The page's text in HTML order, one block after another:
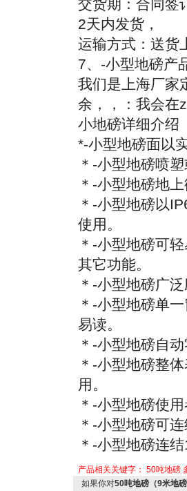
交货期：合同签
2天内发货，
运输方式：送货
7、 -小型地磅产
我们是上海厂家
余 ， ， ： 我会在
小地磅详细介绍
*-小型地磅面以
＊ -小型地磅喷
＊ -小型地磅地
＊ -小型地磅以
使用。
＊ -小型地磅可
其它功能。
＊ -小型地磅广
＊ -小型地磅单
易读。
＊ -小型地磅自
＊ -小型地磅整
用。
＊ -小型地磅使
＊ -小型地磅可
＊ -小型地磅连结
产品相关关键字： 50吨地磅
如果你对50吨地磅（9米地